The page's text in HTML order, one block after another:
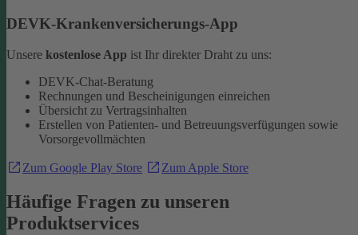
DEVK-Krankenversicherungs-App
Unsere kostenlose App ist Ihr direkter Draht zu uns:
DEVK-Chat-Beratung
Rechnungen und Bescheinigungen einreichen
Übersicht zu Vertragsinhalten
Erstellen von Patienten- und Betreuungsverfügungen sowie
Vorsorgevollmächten
Zum Google Play Store Zum Apple Store
Häufige Fragen zu unseren
Produktservices